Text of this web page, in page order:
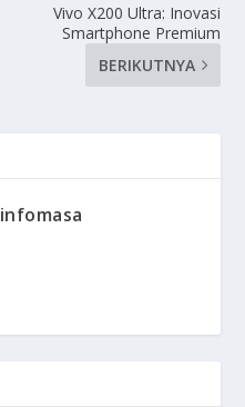
Vivo X200 Ultra: Inovasi
Smartphone Premium
BERIKUTNYA
infomasa